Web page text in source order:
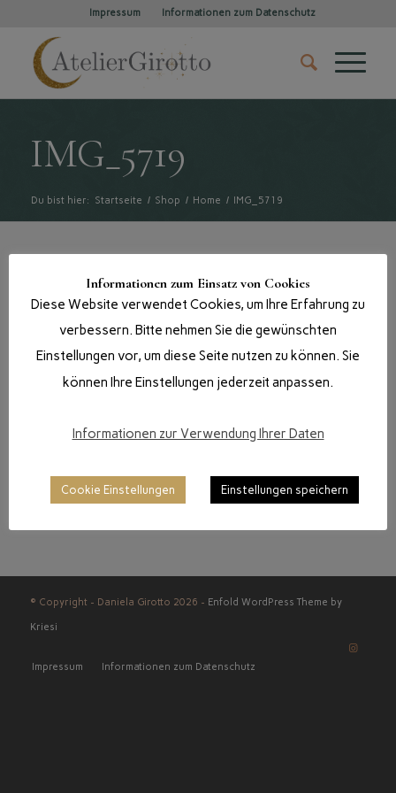
Impressum Informationen zum Datenschutz
IMG_5719
Du bist hier: Startseite / Shop / Home / IMG_5719
© Copyright - Daniela Girotto 2026 - Enfold WordPress Theme by
Kriesi
Impressum Informationen zum Datenschutz
Informationen zum Einsatz von Cookies
Diese Website verwendet Cookies, um Ihre Erfahrung zu
verbessern. Bitte nehmen Sie die gewünschten
Einstellungen vor, um diese Seite nutzen zu können. Sie
können Ihre Einstellungen jederzeit anpassen.
Informationen zur Verwendung Ihrer Daten
Cookie Einstellungen Einstellungen speichern